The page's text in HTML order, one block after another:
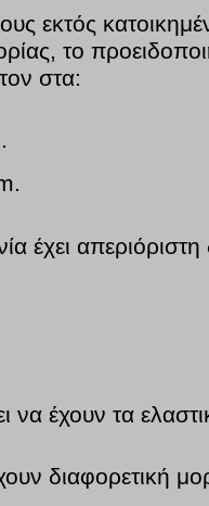
εκτός
το
στα:
έχει
να έχουν τα
διαφορετική